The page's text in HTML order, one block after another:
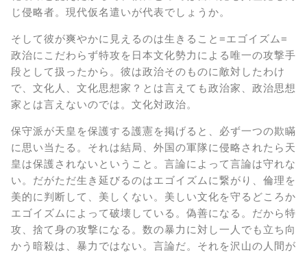
じ侵略者。現代仮名遣いが代表でしょうか。
そして彼が爽やかに見えるのは生きること=エゴイズム=
政治にこだわらず特攻を日本文化勢力による唯一の攻撃手
段として扱ったから。彼は政治そのものに敵対したわけ
で、文化人、文化思想家？とは言えても政治家、政治思想
家とは言えないのでは。文化対政治。
保守派が天皇を保護する護憲を掲げると、必ず一つの欺瞞
に思い当たる。それは結局、外国の軍隊に侵略されたら天
皇は保護されないということ。言論によって言論は守れな
い。だがただ生き延びるのはエゴイズムに繋がり、倫理を
美的に判断して、美しくない。美しい文化を守るどころか
エゴイズムによって破壊している。偽善になる。だから特
攻、捨て身の攻撃になる。数の暴力に対し一人でも立ち向
かう暗殺は、暴力ではない。言論だ。それを沢山の人間が